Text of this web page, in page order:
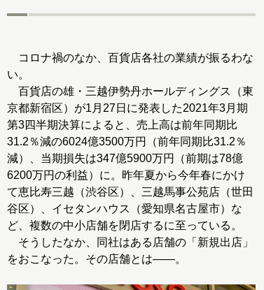
コロナ禍のなか、百貨店各社の業績が振るわな
い。
百貨店の雄・三越伊勢丹ホールディングス（東
京都新宿区）が1月27日に発表した2021年3月期
第3四半期決算によると、売上高は前年同期比
31.2％減の6024億3500万円（前年同期比31.2％
減）、当期損失は347億5900万円（前期は78億
6200万円の利益）に。昨年夏から今年春にかけ
て恵比寿三越（渋谷区）、三越馬事公苑店（世田
谷区）、イセタンハウス（愛知県名古屋市）な
ど、複数の中小店舗を閉店するに至っている。
そうしたなか、同社はある店舗の「新規出店」
をおこなった。その店舗とは――。